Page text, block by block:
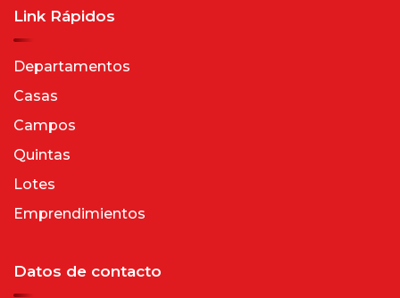
Link Rápidos
Departamentos
Casas
Campos
Quintas
Lotes
Emprendimientos
Datos de contacto